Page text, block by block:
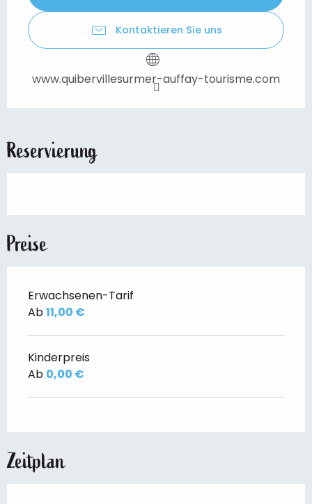
Kontaktieren Sie uns
www.quibervillesurmer-auffay-tourisme.com
Reservierung
Preise
Erwachsenen-Tarif
Ab11,00 €
Kinderpreis
Ab 0,00 €
Zeitplan